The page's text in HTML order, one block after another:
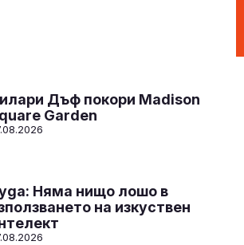
Дъф покори Madison
Garden
Няма нищо лошо в
на изкуствен